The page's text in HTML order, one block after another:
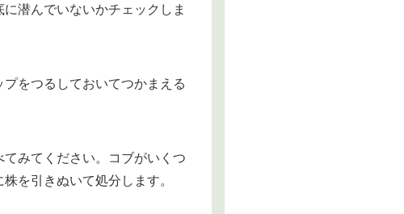
潜んでいないかチェックしま
をつるしておいてつかまえる
みてください。コブがいくつ
を引きぬいて処分します。